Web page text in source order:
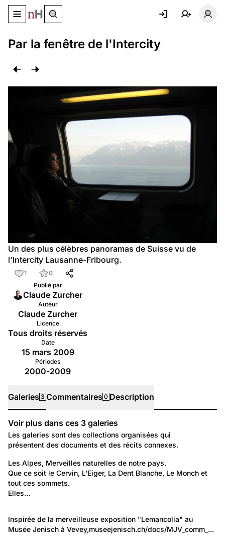
Basculer le menu de navigation
Par la fenêtre de l'Intercity
Un des plus célèbres panoramas de Suisse vu de
l'Intercity Lausanne-Fribourg.
1
0
Publié par
Claude Zurcher
Auteur
Claude Zurcher
Licence
Tous droits réservés
Date
15 mars 2009
Périodes
2000-2009
Galeries 3 Commentaires 0 Description
Galeries
Voir plus dans ces 3 galeries
Les galeries sont des collections organisées qui
présentent des documents et des récits connexes.
Environnement: Nature et paysage
Montagnes de Suisse
Les Alpes, Merveilles naturelles de notre pays.
Que ce soit le Cervin, L'Eiger, La Dent Blanche, Le Monch et
tout ces sommets.
Elles…
Environnement: Nature et paysage
Le lac léman
Inspirée de la merveilleuse exposition "Lemancolia" au
Musée Jenisch à Vevey,museejenisch.ch/docs/MJV_comm_...